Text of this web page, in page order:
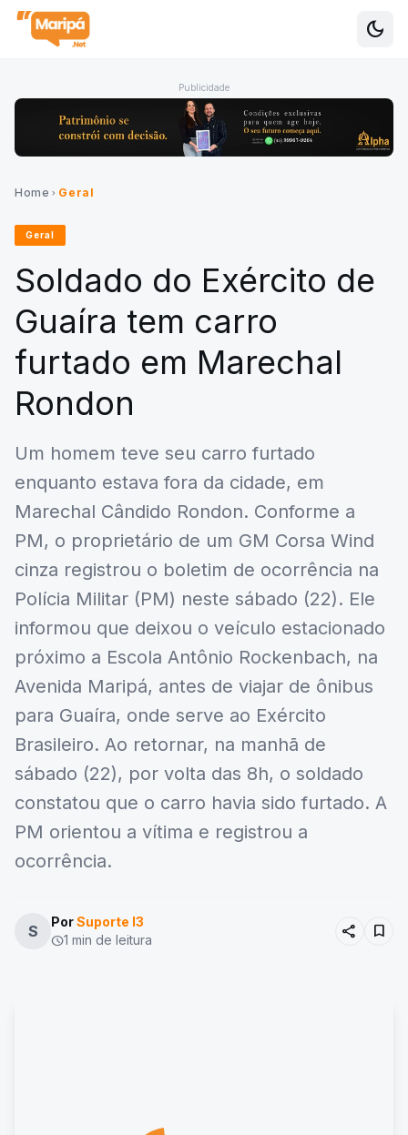
dark_mode
Publicidade
Home chevron_right Geral
Geral
Soldado do Exército de
Guaíra tem carro
furtado em Marechal
Rondon
Um homem teve seu carro furtado
enquanto estava fora da cidade, em
Marechal Cândido Rondon. Conforme a
PM, o proprietário de um GM Corsa Wind
cinza registrou o boletim de ocorrência na
Polícia Militar (PM) neste sábado (22). Ele
informou que deixou o veículo estacionado
próximo a Escola Antônio Rockenbach, na
Avenida Maripá, antes de viajar de ônibus
para Guaíra, onde serve ao Exército
Brasileiro. Ao retornar, na manhã de
sábado (22), por volta das 8h, o soldado
constatou que o carro havia sido furtado. A
PM orientou a vítima e registrou a
ocorrência.
S
PorSuporte I3
schedule1 min de leitura share bookmark